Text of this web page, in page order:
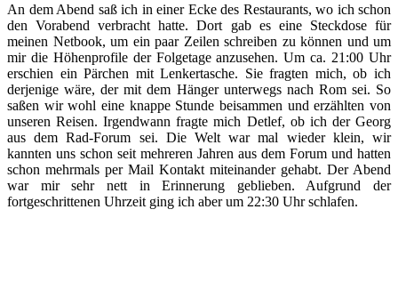
An dem Abend saß ich in einer Ecke des Restaurants, wo ich schon
den Vorabend verbracht hatte. Dort gab es eine Steckdose für
meinen Netbook, um ein paar Zeilen schreiben zu können und um
mir die Höhenprofile der Folgetage anzusehen. Um ca. 21:00 Uhr
erschien ein Pärchen mit Lenkertasche. Sie fragten mich, ob ich
derjenige wäre, der mit dem Hänger unterwegs nach Rom sei. So
saßen wir wohl eine knappe Stunde beisammen und erzählten von
unseren Reisen. Irgendwann fragte mich Detlef, ob ich der Georg
aus dem Rad-Forum sei. Die Welt war mal wieder klein, wir
kannten uns schon seit mehreren Jahren aus dem Forum und hatten
schon mehrmals per Mail Kontakt miteinander gehabt. Der Abend
war mir sehr nett in Erinnerung geblieben. Aufgrund der
fortgeschrittenen Uhrzeit ging ich aber um 22:30 Uhr schlafen.